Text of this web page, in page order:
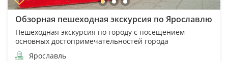
Обзорная пешеходная экскурсия по Ярославлю
Пешеходная экскурсия по городу с посещением
основных достопримечательностей города
Ярославль